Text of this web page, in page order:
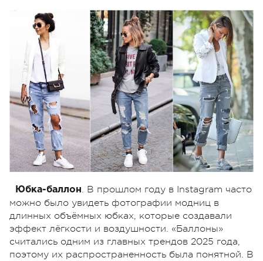
Юбка-баллон. В прошлом году в Instagram часто
можно было увидеть фотографии модниц в
длинных объёмных юбках, которые создавали
эффект лёгкости и воздушности. «Баллоны»
считались одним из главных трендов 2025 года,
поэтому их распространенность была понятной. В